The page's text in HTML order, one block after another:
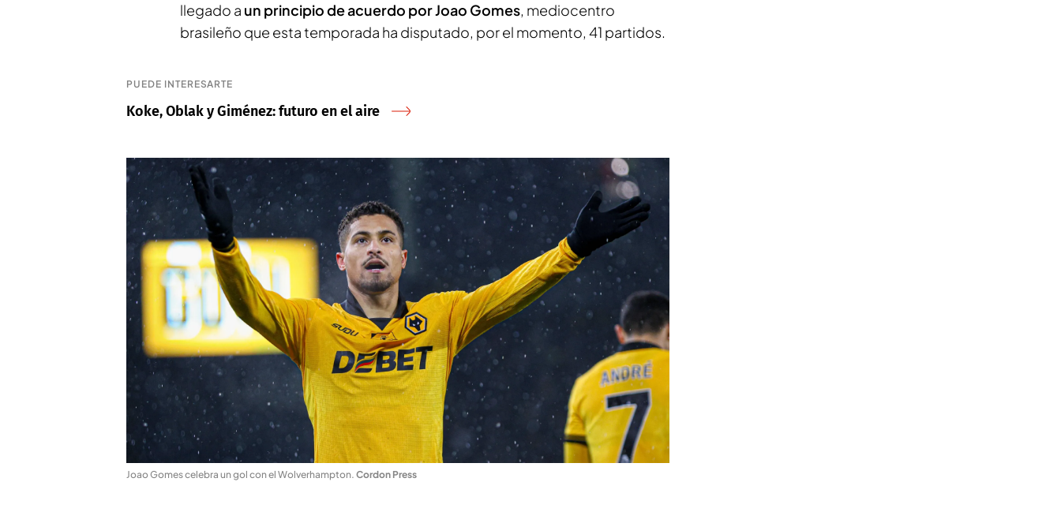
llegado a un principio de acuerdo por Joao Gomes, mediocentro
brasileño que esta temporada ha disputado, por el momento, 41 partidos.
PUEDE INTERESARTE
Koke, Oblak y Giménez: futuro en el aire
Joao Gomes celebra un gol con el Wolverhampton. Cordon Press